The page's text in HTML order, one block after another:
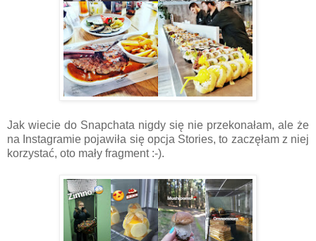
Jak wiecie do Snapchata nigdy się nie przekonałam, ale że
na Instagramie pojawiła się opcja Stories, to zaczęłam z niej
korzystać, oto mały fragment :-).